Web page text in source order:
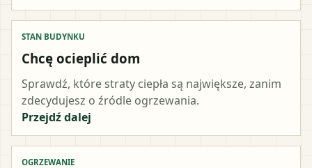
STAN BUDYNKU
Chcę ocieplić dom
Sprawdź, które straty ciepła są największe, zanim
zdecydujesz o źródle ogrzewania.
Przejdź dalej
OGRZEWANIE